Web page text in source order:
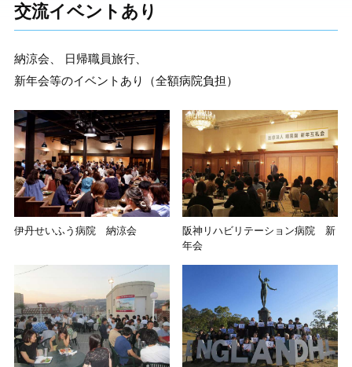
交流イベントあり
納涼会
日帰職員旅行
新年会等のイベントあり（全額病院負担）
伊丹せいふう病院 納涼会
阪神リハビリテーション病院 新
年会